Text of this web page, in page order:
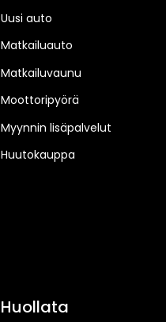
Uusi auto
Matkailuauto
Matkailuvaunu
Moottoripyörä
Myynnin lisäpalvelut
Huutokauppa
Huollata